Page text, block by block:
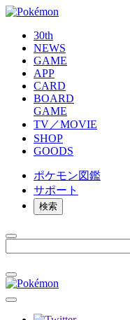
30th
NEWS
GAME
APP
CARD
BOARD
GAME
TV／MOVIE
SHOP
GOODS
ポケモン図鑑
サポート
検索